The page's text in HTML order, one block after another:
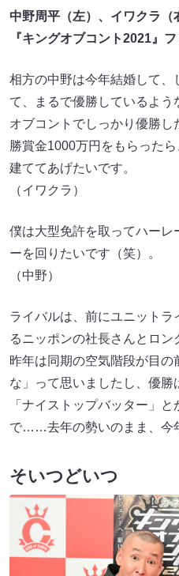
中野周平（左）、イワクラ（
『キングオブコント2021』
相方の中野は今年結婚して、
て、まるで優勝しているよ
オブコントでしっかり優勝
勝賞金1000万円をもらった
建ててあげたいです。
（イワクラ）
僕は大型免許を取ってハー
ーを回りたいです（笑）。
（中野）
ライバルは、前にユニット
るニッポンの社長さんとロン
昨年は同期の空気階段が目
な」って思いましたし、優
「ナイストップバッター」
で……去年の勢いのまま、今
そいつどいつ